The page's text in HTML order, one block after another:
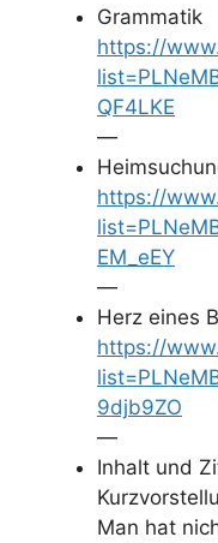
Grammatik
https://
QF4LKE
—
https://
EM_eEY
—
Herz eines
https://
9djb9ZO
—
Inhalt und
Man hat